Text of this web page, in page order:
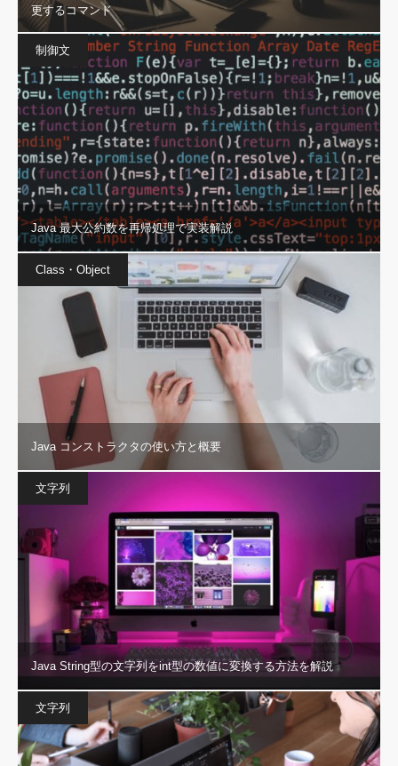
更するコマンド
制御文
Java 最大公約数を再帰処理で実装解説
Class・Object
Java コンストラクタの使い方と概要
文字列
Java String型の文字列をint型の数値に変換する方法を解説
文字列